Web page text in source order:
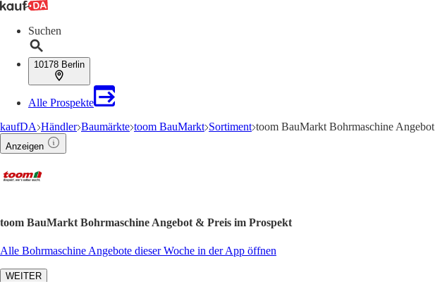
Suchen
10178 Berlin
Alle Prospekte
kaufDA Händler Baumärkte toom BauMarkt Sortiment toom BauMarkt Bohrmaschine Angebot
Anzeigen
toom BauMarkt Bohrmaschine Angebot & Preis im Prospekt
Alle Bohrmaschine Angebote dieser Woche in der App öffnen
WEITER